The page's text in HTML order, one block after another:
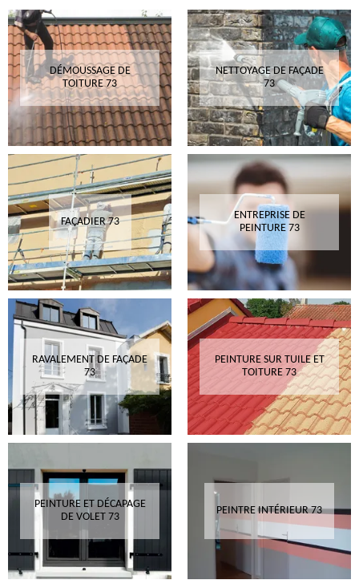
DÉMOUSSAGE DE
TOITURE 73
NETTOYAGE DE FAÇADE
73
FAÇADIER 73
ENTREPRISE DE
PEINTURE 73
RAVALEMENT DE FAÇADE
73
PEINTURE SUR TUILE ET
TOITURE 73
PEINTURE ET DÉCAPAGE
DE VOLET 73
PEINTRE INTÉRIEUR 73